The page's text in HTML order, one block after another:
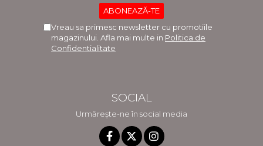
Vreau sa primesc newsletter cu promotiile
magazinului. Afla mai multe in Politica de
Confidentialitate
SOCIAL
Urmărește-ne în social media